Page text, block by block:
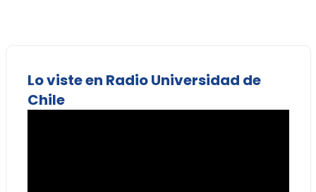
Lo viste en Radio Universidad de
Chile